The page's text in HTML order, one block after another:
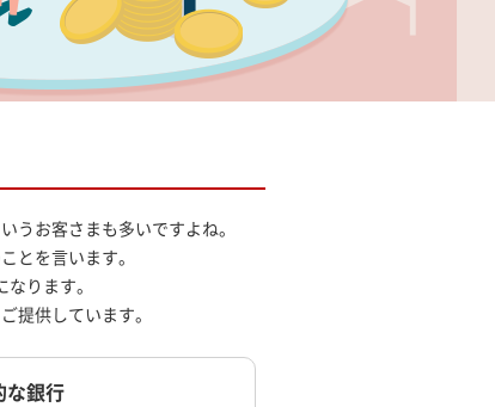
うお客さまも多いですよね。
とを言います。
ります。
提供しています。
な銀行